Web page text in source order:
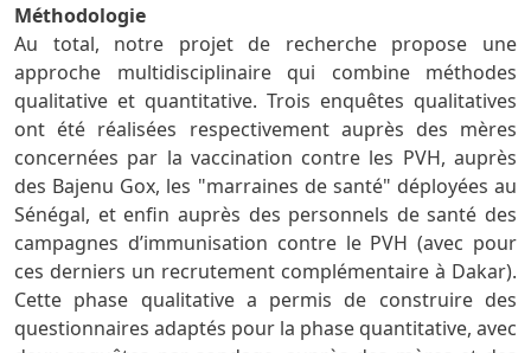
Méthodologie
Au total, notre projet de recherche propose une
approche multidisciplinaire qui combine méthodes
qualitative et quantitative. Trois enquêtes qualitatives
ont été réalisées respectivement auprès des mères
concernées par la vaccination contre les PVH, auprès
des Bajenu Gox, les "marraines de santé" déployées au
Sénégal, et enfin auprès des personnels de santé des
campagnes d’immunisation contre le PVH (avec pour
ces derniers un recrutement complémentaire à Dakar).
Cette phase qualitative a permis de construire des
questionnaires adaptés pour la phase quantitative, avec